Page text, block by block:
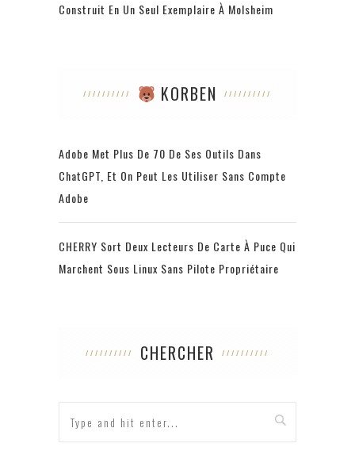
Construit En Un Seul Exemplaire À Molsheim
KORBEN
Adobe Met Plus De 70 De Ses Outils Dans
ChatGPT, Et On Peut Les Utiliser Sans Compte
Adobe
CHERRY Sort Deux Lecteurs De Carte À Puce Qui
Marchent Sous Linux Sans Pilote Propriétaire
CHERCHER